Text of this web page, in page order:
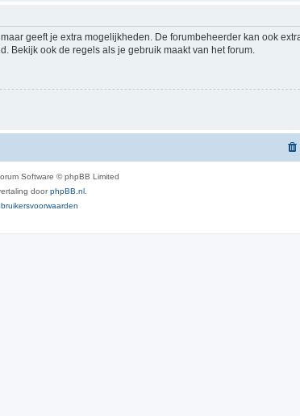
geeft je extra mogelijkheden. De forumbeheerder kan ook
Bekijk ook de regels als je gebruik maakt van het forum.
Software © phpBB Limited
doorphpBB.nl.